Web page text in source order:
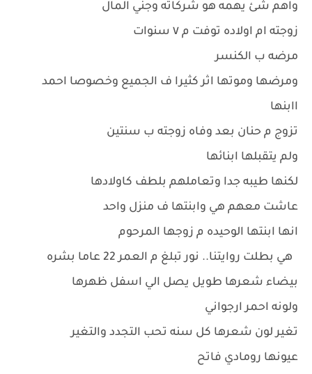
واهم شئ يهمه هو شركاته وجني المال
زوجته ام اولاده توفت م ٧ سنوات
مرضه ب الكنسر
ومرضها وموتها اثر كثيرا ف الجميع وخصوصا احمد
اابنها
تزوج م حنان بعد وفاه زوجته ب سنتين
ولم يتقبلها ابنائها
لكنها طيبه جدا وتعاملهم بلطف كاولادها
عاشت معهم هي وابنتها ف منزل واحد
انها ابنتها الوحيده م زوجها المرحوم
هي بطلت روايتنا.. نور تبلغ م العمر 22 عاما بشره
بيضاء شعرها طويل يصل الي اسفل ظهرها
ولونه احمر ارجواني
تغير لون شعرها كل سنه تحب التجدد والتغير
عيونها رومادي فاتح